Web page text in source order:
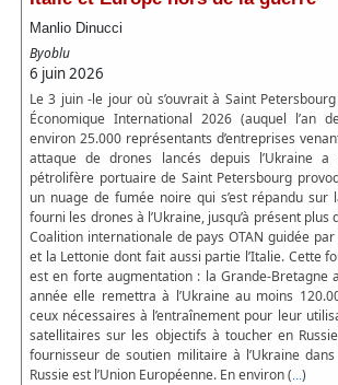
Manlio Dinucci
Byoblu
6 juin 2026
Le 3 juin -le jour où s’ouvrait à Saint
Économique International 2026 (auquel l’an
environ 25.000 représentants d’entreprises
attaque de drones lancés depuis l’Ukraine
pétrolifère portuaire de Saint Petersbourg
un nuage de fumée noire qui s’est répandu sur
fourni les drones à l’Ukraine, jusqu’à présent plus
Coalition internationale de pays OTAN guidée
et la Lettonie dont fait aussi partie l’Italie. Cette
est en forte augmentation : la Grande-Bretagne
année elle remettra à l’Ukraine au moins
ceux nécessaires à l’entraînement pour leur
satellitaires sur les objectifs à toucher en
fournisseur de soutien militaire à l’Ukraine
Russie est l’Union Européenne. En environ ( )